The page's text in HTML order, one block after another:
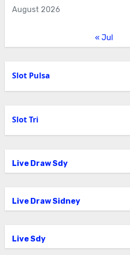
August 2026
« Jul
Slot Pulsa
Slot Tri
Live Draw Sdy
Live Draw Sidney
Live Sdy